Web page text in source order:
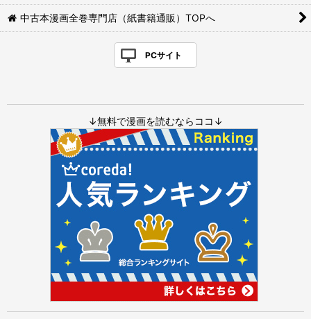
中古本漫画全巻専門店（紙書籍通販）TOPへ
PCサイト
↓無料で漫画を読むならココ↓